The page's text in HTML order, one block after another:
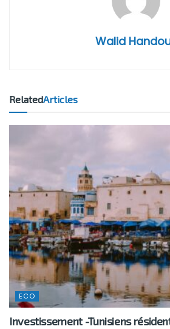
Walid
RelatedArticles
ECO
Investissement -Tunisiens